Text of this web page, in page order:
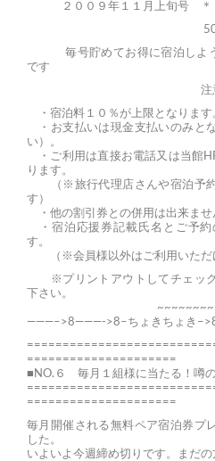
２００９年１１月上旬号 ＊
500
毎号貯めてお得に宿泊しよう
です
注意事
・宿泊料１０％が上限となります
・お支払いは現金支払いのみと
い）。
・ご利用は直接お電話又は当館
ります。
（※旅行代理店さんや宿泊予約
す）
・他の割引券との併用は出来ませ
・宿泊応援券記載氏名とご予約
す。
（※会員様以外はご利用いただ
※プリントアウトしてチェック
下さい。
———–>8———->8–ちょきちょき
=====================
■NO.６ 毎月１組様に当たる！噂の
=====================
毎月開催される無料ペア宿泊券プ
した。
いよいよ今週締め切りです。まだの